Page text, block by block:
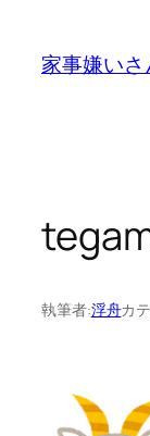
家事嫌い
執筆者:浮舟カ